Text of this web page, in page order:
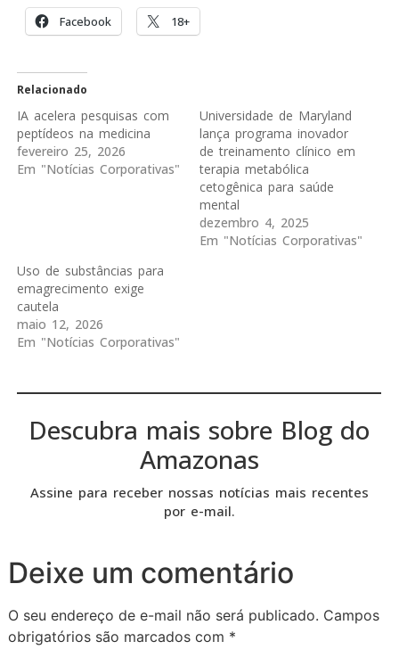
Facebook 18+
Relacionado
IA acelera pesquisas com
peptídeos na medicina
fevereiro 25, 2026
Em "Notícias Corporativas"
Universidade de Maryland
lança programa inovador
de treinamento clínico em
terapia metabólica
cetogênica para saúde
mental
dezembro 4, 2025
Em "Notícias Corporativas"
Uso de substâncias para
emagrecimento exige
cautela
maio 12, 2026
Em "Notícias Corporativas"
Descubra mais sobre Blog do
Amazonas
Assine para receber nossas notícias mais recentes
por e-mail.
Deixe um comentário
O seu endereço de e-mail não será publicado. Campos
obrigatórios são marcados com *